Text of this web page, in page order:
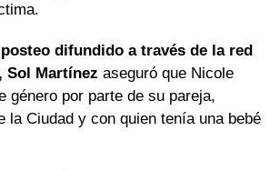
difundido a través de la red
Sol Martínez aseguró que Nicole
género por parte de su pareja,
la Ciudad y con quien tenía una bebé